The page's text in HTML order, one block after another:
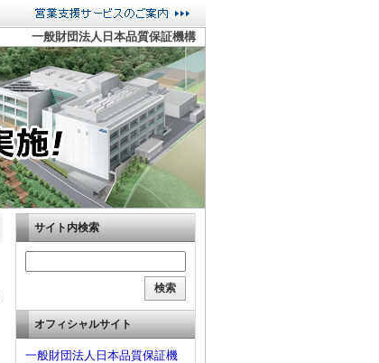
一般財団法人日本品質保証機構
サイト内検索
オフィシャルサイト
一般財団法人日本品質保証機